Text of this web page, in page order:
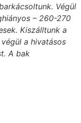
Végül
– 260-270
Kiszálltunk a
a hivatásos
A bak